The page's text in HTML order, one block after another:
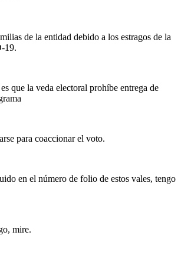
de la entidad debido a los estragos de la
19.
que la veda electoral prohíbe entrega de
para coaccionar el voto.
en el número de folio de estos vales, tengo
mire.